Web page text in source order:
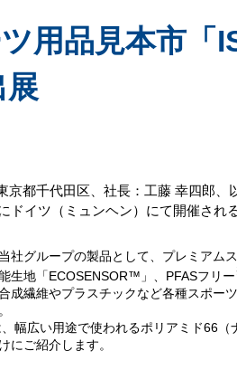
用品見本市「
展
京都千代田区、社長：工藤 幸四郎、
ドイツ（ミュンヘン）にて開催され
社グループの製品として、プレミア
生地「ECOSENSOR™」、PFASフリー
成繊維やプラスチックなど各種スポー
幅広い用途で使われるポリアミド66
にご紹介します。